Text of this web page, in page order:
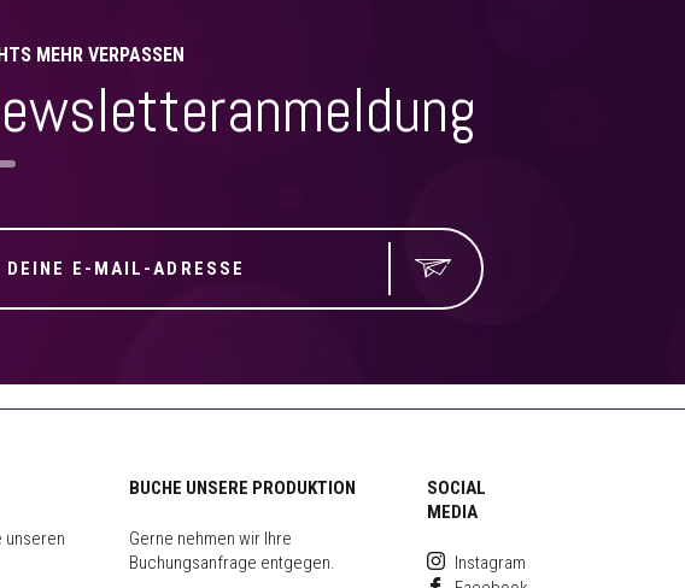
MEHR VERPASSEN
unseren
BUCHE UNSERE PRODUKTION
Gerne nehmen wir Ihre
Buchungsanfrage entgegen.
SOCIAL
MEDIA
Instagram